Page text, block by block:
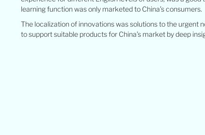
learning function was only marketed to China’s consumers.
The localization of innovations was solutions to the urgent
to support suitable products for China’s market by deep